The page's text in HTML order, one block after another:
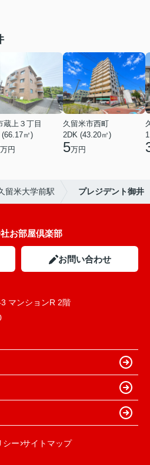
蔵上３丁目
㎡)
万円
久留米市西町
2DK (43.20㎡)
5万円
留米大学前駅 プレジデント御井
お部屋倶楽部
お問い合わせ
マンションR 2階
シー サイトマップ